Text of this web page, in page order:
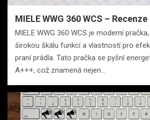
MIELE WWG 360 WCS – Recenze
MIELE WWG 360 WCS je moderní
širokou škálu funkcí a vlastností pro
praní prádla. Tato pračka se pyšní
A+++, což znamená nejen…